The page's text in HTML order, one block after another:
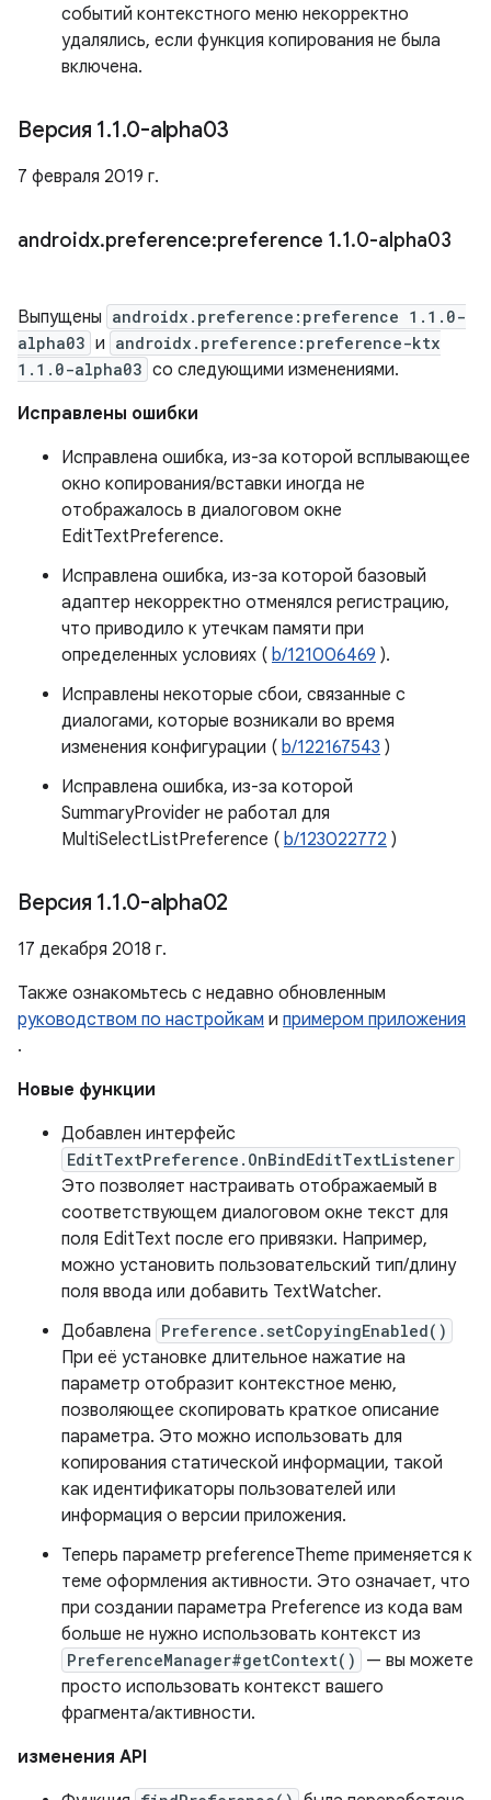
событий контекстного меню некорректно
удалялись, если функция копирования не была
включена.
Версия 1.1.0-alpha03
7 февраля 2019 г.
androidx.preference:preference 1.1.0-alpha03
Выпущены androidx.preference:preference 1.1.0-
alpha03 и androidx.preference:preference-ktx
1.1.0-alpha03 со следующими изменениями.
Исправлены ошибки
Исправлена ​​ошибка, из-за которой всплывающее
окно копирования/вставки иногда не
отображалось в диалоговом окне
EditTextPreference.
Исправлена ​​ошибка, из-за которой базовый
адаптер некорректно отменялся регистрацию,
что приводило к утечкам памяти при
определенных условиях ( b/121006469 ).
Исправлены некоторые сбои, связанные с
диалогами, которые возникали во время
изменения конфигурации ( b/122167543 )
Исправлена ​​ошибка, из-за которой
SummaryProvider не работал для
MultiSelectListPreference ( b/123022772 )
Версия 1.1.0-alpha02
17 декабря 2018 г.
Также ознакомьтесь с недавно обновленным
руководством по настройкам и примером приложения
.
Новые функции
Добавлен интерфейс
EditTextPreference.OnBindEditTextListener
Это позволяет настраивать отображаемый в
соответствующем диалоговом окне текст для
поля EditText после его привязки. Например,
можно установить пользовательский тип/длину
поля ввода или добавить TextWatcher.
Добавлена Preference.setCopyingEnabled()
При её установке длительное нажатие на
параметр отобразит контекстное меню,
позволяющее скопировать краткое описание
параметра. Это можно использовать для
копирования статической информации, такой
как идентификаторы пользователей или
информация о версии приложения.
Теперь параметр preferenceTheme применяется к
теме оформления активности. Это означает, что
при создании параметра Preference из кода вам
больше не нужно использовать контекст из
PreferenceManager#getContext()
— вы можете
просто использовать контекст вашего
фрагмента/активности.
изменения API